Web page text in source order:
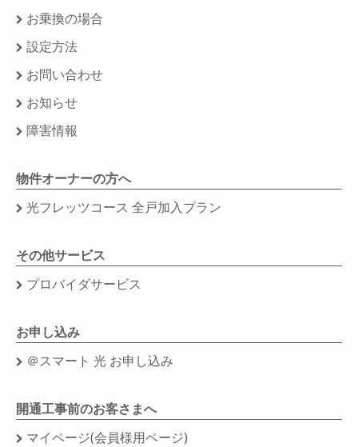
お乗換の場合
設定方法
お問い合わせ
お知らせ
障害情報
物件オーナーの方へ
光フレッツコース 全戸加入プラン
その他サービス
プロバイダサービス
お申し込み
＠スマート 光 お申し込み
開通工事前のお客さまへ
マイページ(会員様用ページ)